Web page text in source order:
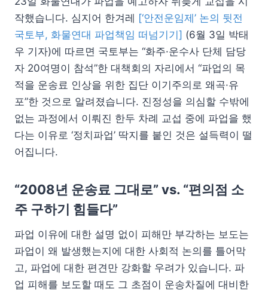
작했습니다. 심지어 한겨레 [‘안전운임제’ 논의 뒷전
국토부, 화물연대 파업책임 떠넘기기] (6월 3일 박태
우 기자)에 따르면 국토부는 “화주·운수사 단체 담당
자 20여명이 참석”한 대책회의 자리에서 “파업의 목
적을 운송료 인상을 위한 집단 이기주의로 왜곡·유
포”한 것으로 알려졌습니다. 진정성을 의심할 수밖에
없는 과정에서 이뤄진 한두 차례 교섭 중에 파업을 했
다는 이유로 ‘정치파업’ 딱지를 붙인 것은 설득력이 떨
어집니다.
“2008년 운송료 그대로” vs. “편의점 소
주 구하기 힘들다”
파업 이유에 대한 설명 없이 피해만 부각하는 보도는
파업이 왜 발생했는지에 대한 사회적 논의를 틀어막
고, 파업에 대한 편견만 강화할 우려가 있습니다. 파
업 피해를 보도할 때도 그 초점이 운송차질에 대비한